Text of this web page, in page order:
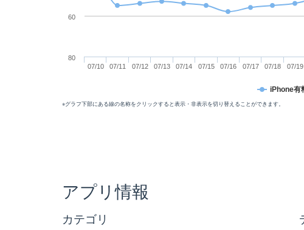
iPhone有
07/10 07/11 07/12 07/13 07/14 07/15 07/16 07/17 07/18 07/19
60
80
※グラフ下部にある線の名称をクリックすると表示・非表示を切り替えることができます。
アプリ情報
カテゴリ